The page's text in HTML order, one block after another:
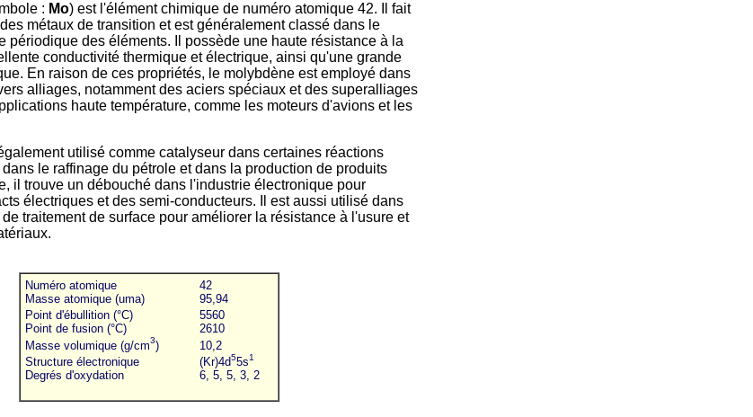
: Mo) est l'élément chimique de numéro atomique 42. Il fait
métaux de transition et est généralement classé dans le
périodique des éléments. Il possède une haute résistance à la
conductivité thermique et électrique, ainsi qu'une grande
En raison de ces propriétés, le molybdène est employé dans
alliages, notamment des aciers spéciaux et des superalliages
haute température, comme les moteurs d'avions et les
utilisé comme catalyseur dans certaines réactions
le raffinage du pétrole et dans la production de produits
il trouve un débouché dans l'industrie électronique pour
électriques et des semi-conducteurs. Il est aussi utilisé dans
traitement de surface pour améliorer la résistance à l'usure et
Numéro atomique
Masse atomique (uma)
Point d'ébullition (°C)
Point de fusion (°C)
Masse volumique (g/cm3)
Structure électronique
Degrés d'oxydation
42
95,94
5560
2610
10,2
(Kr)4d55s1
6, 5, 5, 3, 2